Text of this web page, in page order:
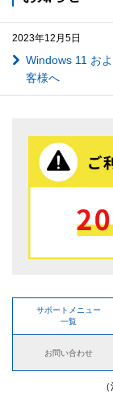
2023年12月5日
Windows 11 お
客様へ
サポートメニュー
一覧
お問い合わせ